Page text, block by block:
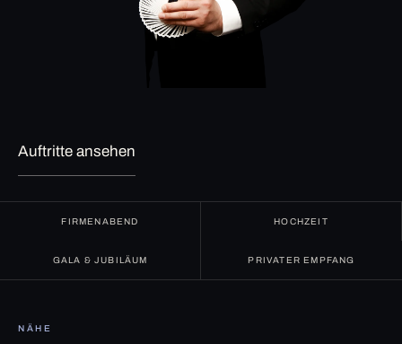
Auftritte ansehen
FIRMENABEND HOCHZEIT
GALA & JUBILÄUM PRIVATER EMPFANG
NÄHE